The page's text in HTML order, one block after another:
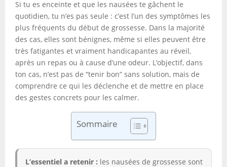
Si tu es enceinte et que les nausées te gâchent le
quotidien, tu n’es pas seule : c’est l’un des symptômes les
plus fréquents du début de grossesse. Dans la majorité
des cas, elles sont bénignes, même si elles peuvent être
très fatigantes et vraiment handicapantes au réveil,
après un repas ou à cause d’une odeur. L’objectif, dans
ton cas, n’est pas de “tenir bon” sans solution, mais de
comprendre ce qui les déclenche et de mettre en place
des gestes concrets pour les calmer.
Sommaire
L’essentiel a retenir : les nausées de grossesse sont